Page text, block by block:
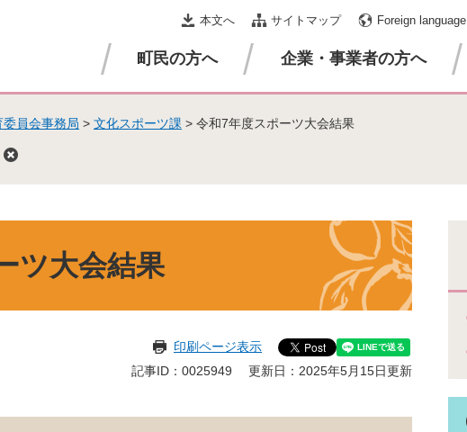
本文へ サイトマップ Foreign language
町民の方へ 企業・事業者の方へ
委員会事務局 > 文化スポーツ課 > 令和7年度スポーツ大会結果
ツ大会結果
印刷ページ表示
記事ID：0025949
更新日：2025年5月15日更新